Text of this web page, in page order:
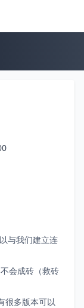
与我们建立连
会成砖（救砖
很多版本可以